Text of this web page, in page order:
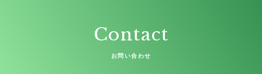
Contact
お問い合わせ